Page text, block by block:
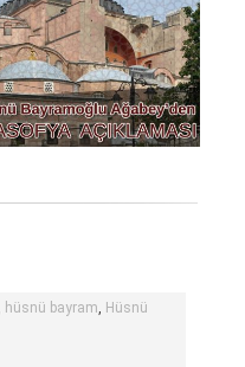
hüsnü bayram, Hüsnü